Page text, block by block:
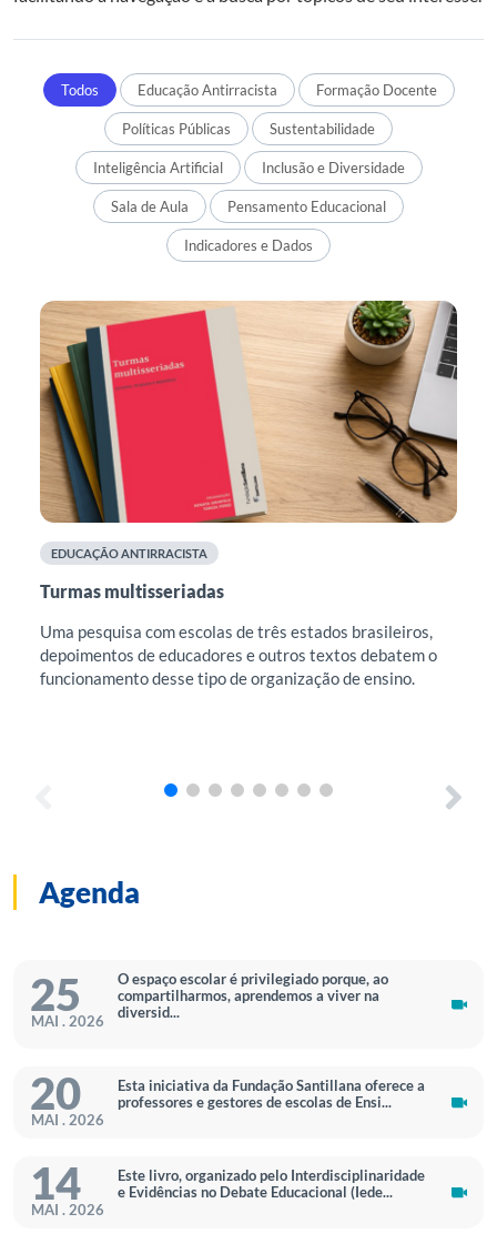
Todos Educação Antirracista Formação Docente
Políticas Públicas Sustentabilidade
Inteligência Artificial Inclusão e Diversidade
Sala de Aula Pensamento Educacional
Indicadores e Dados
EDUCAÇÃO ANTIRRACISTA
Turmas multisseriadas
Uma pesquisa com escolas de três estados brasileiros,
depoimentos de educadores e outros textos debatem o
funcionamento desse tipo de organização de ensino.
Agenda
25
MAI . 2026
O espaço escolar é privilegiado porque, ao
compartilharmos, aprendemos a viver na
diversid...
20
MAI . 2026
Esta iniciativa da Fundação Santillana oferece a
professores e gestores de escolas de Ensi...
14
MAI . 2026
Este livro, organizado pelo Interdisciplinaridade
e Evidências no Debate Educacional (Iede...